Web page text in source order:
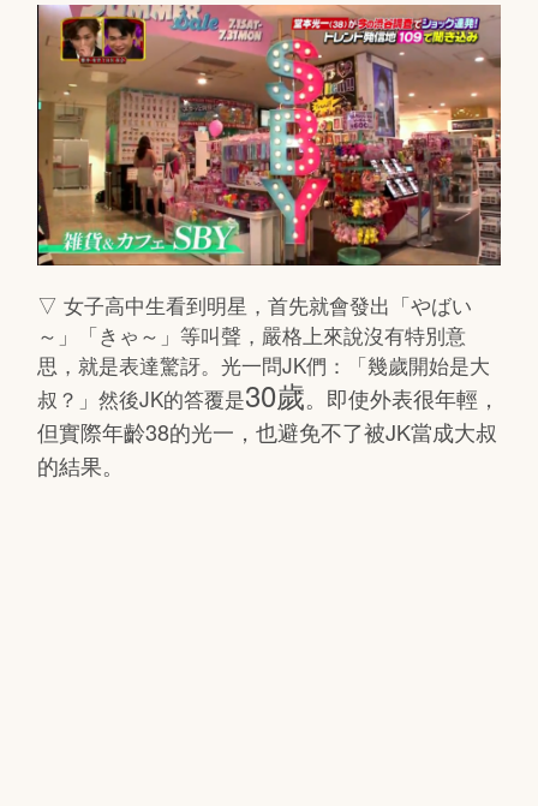
▽ 女子高中生看到明星，首先就會發出「やばい
～」「きゃ～」等叫聲，嚴格上來說沒有特別意
思，就是表達驚訝。光一問JK們：「幾歲開始是大
叔？」然後JK的答覆是30歲。即使外表很年輕，
但實際年齡38的光一，也避免不了被JK當成大叔
的結果。